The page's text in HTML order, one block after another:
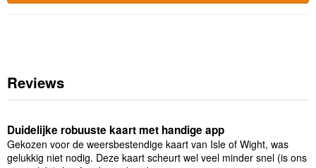
Reviews
Duidelijke robuuste kaart met handige app
Gekozen voor de weersbestendige kaart van Isle of Wight, was
gelukkig niet nodig. Deze kaart scheurt wel veel minder snel (is ons